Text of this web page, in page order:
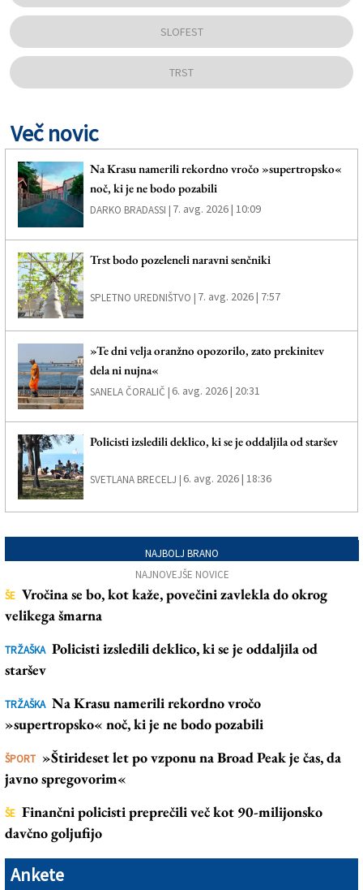
SLOFEST
TRST
Več novic
Na Krasu namerili rekordno vročo »supertropsko«
noč, ki je ne bodo pozabili
DARKO BRADASSI | 7. avg. 2026 | 10:09
Trst bodo pozeleneli naravni senčniki
SPLETNO UREDNIŠTVO | 7. avg. 2026 | 7:57
»Te dni velja oranžno opozorilo, zato prekinitev
dela ni nujna«
SANELA ČORALIČ | 6. avg. 2026 | 20:31
Policisti izsledili deklico, ki se je oddaljila od staršev
SVETLANA BRECELJ | 6. avg. 2026 | 18:36
NAJBOLJ BRANO
NAJNOVEJŠE NOVICE
ŠE Vročina se bo, kot kaže, povečini zavlekla do okrog
velikega šmarna
TRŽAŠKA Policisti izsledili deklico, ki se je oddaljila od
staršev
TRŽAŠKA Na Krasu namerili rekordno vročo
»supertropsko« noč, ki je ne bodo pozabili
ŠPORT »Štirideset let po vzponu na Broad Peak je čas, da
javno spregovorim«
ŠE Finančni policisti preprečili več kot 90-milijonsko
davčno goljufijo
Ankete